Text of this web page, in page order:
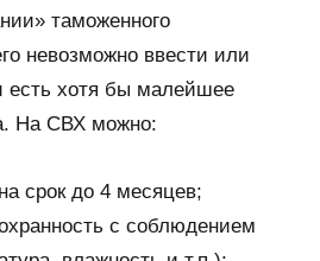
таможенного
невозможно ввести или
есть хотя бы малейшее
На СВХ можно:
срок до 4 месяцев;
с соблюдением